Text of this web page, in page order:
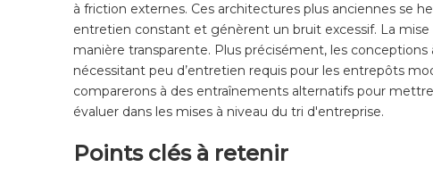
à friction externes. Ces architectures plus anciennes se
entretien constant et génèrent un bruit excessif. La
manière transparente. Plus précisément, les
nécessitant peu d’entretien requis pour les entrepôts
comparerons à des entraînements alternatifs pour
évaluer dans les mises à niveau du tri d'entreprise.
Points clés à retenir